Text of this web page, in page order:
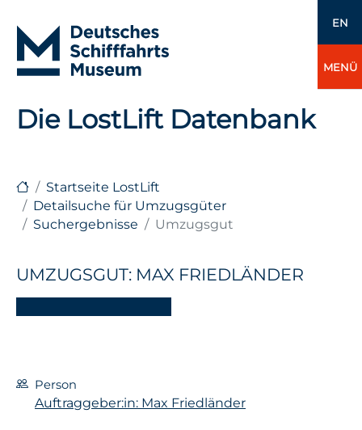
EN
MENÜ
Die LostLift Datenbank
Startseite LostLift
Detailsuche für Umzugsgüter
Suchergebnisse
Umzugsgut
UMZUGSGUT: MAX FRIEDLÄNDER
Person
Auftraggeber:in: Max Friedländer